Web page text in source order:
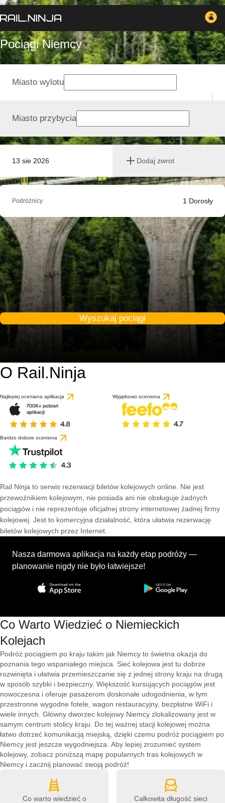
Pociągi Niemcy
13 sie 2026 Dodaj zwrot
Miasto wylotu
Miasto przybycia
Podróżnicy 1 Dorosły
Wyszukaj pociągi
O Rail.Ninja
Najlepiej oceniana aplikacja Wyjątkowo oceniona
Bardzo dobrze oceniona
Rail Ninja to serwis rezerwacji biletów kolejowych online. Nie jest
przewoźnikiem kolejowym, nie posiada ani nie obsługuje żadnych
pociągów i nie reprezentuje oficjalnej strony internetowej żadnej firmy
kolejowej. Jest to komercyjna działalność, która ułatwia rezerwację
biletów kolejowych przez Internet.
Nasza darmowa aplikacja na każdy etap podróży —
planowanie nigdy nie było łatwiejsze!
Co Warto Wiedzieć o Niemieckich
Kolejach
Podróż pociągiem po kraju takim jak Niemcy to świetna okazja do
poznania tego wspaniałego miejsca. Sieć kolejowa jest tu dobrze
rozwinięta i ułatwia przemieszczanie się z jednej strony kraju na drugą
w sposób szybki i bezpieczny. Większość kursujących pociągów jest
nowoczesna i oferuje pasażerom doskonałe udogodnienia, w tym
przestronne wygodne fotele, wagon restauracyjny, bezpłatne WiFi i
wiele innych. Główny dworzec kolejowy Niemcy zlokalizowany jest w
samym centrum stolicy kraju. Do tej ważnej stacji kolejowej można
łatwo dotrzeć komunikacją miejską, dzięki czemu podróż pociągiem po
Niemcy jest jeszcze wygodniejsza. Aby lepiej zrozumieć system
kolejowy, zobacz poniższą mapę popularnych tras kolejowych w
Niemcy i zacznij planować swoją podróż!
Co warto wiedzieć o
Całkowita długość sieci